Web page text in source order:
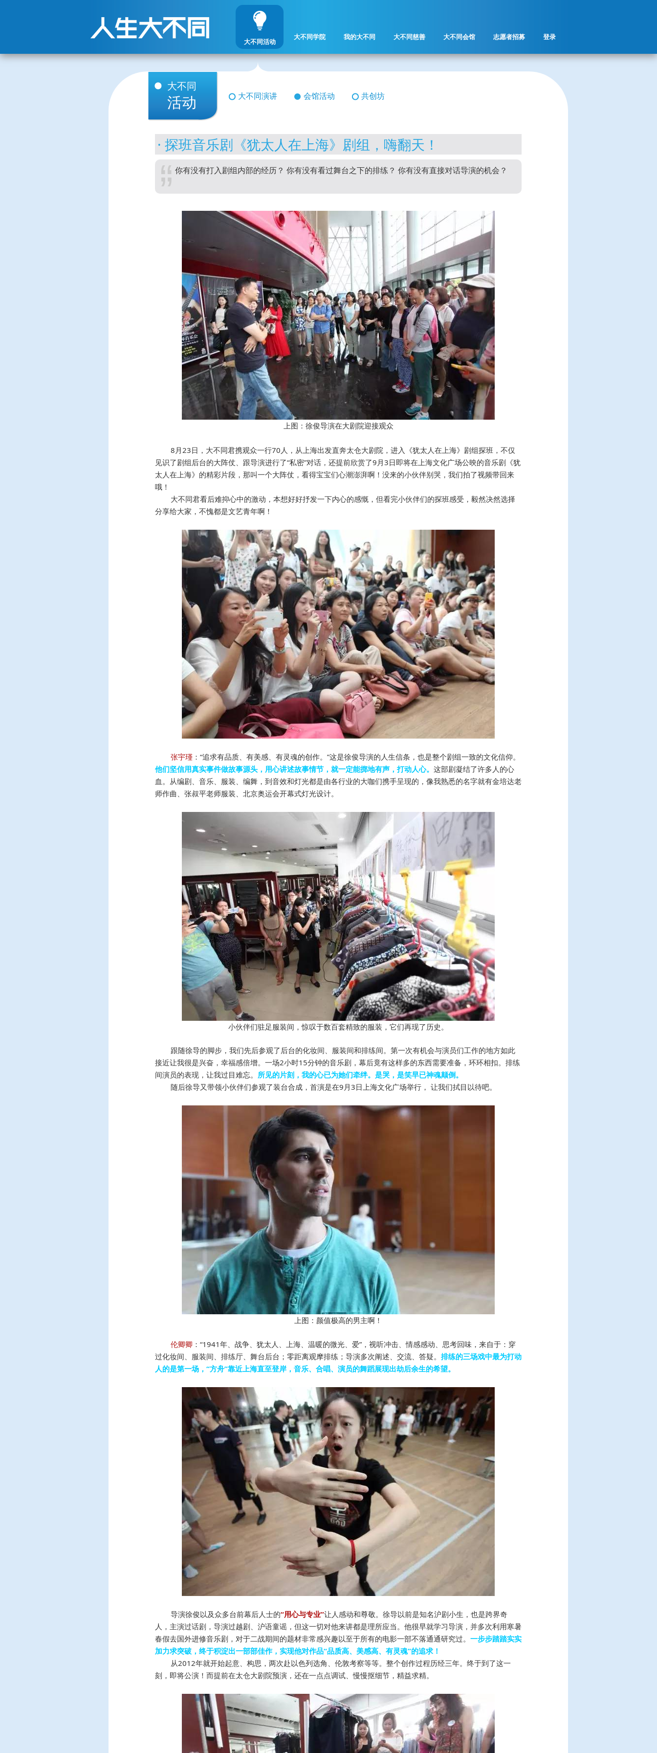
大不同活动
大不同学院 我的大不同 大不同慈善 大不同会馆 志愿者招募 登录
大不同
活动 大不同演讲 会馆活动 共创坊
探班音乐剧《犹太人在上海》剧组，嗨翻天！
你有没有打入剧组内部的经历？ 你有没有看过舞台之下的排练？ 你有没有直接对话导演的机会？
上图：徐俊导演在大剧院迎接观众
8月23日，大不同君携观众一行70人，从上海出发直奔太仓大剧院，进入《犹太人在上海》剧组探班，不仅
见识了剧组后台的大阵仗、跟导演进行了“私密”对话，还提前欣赏了9月3日即将在上海文化广场公映的音乐剧《犹
太人在上海》的精彩片段，那叫一个大阵仗，看得宝宝们心潮澎湃啊！没来的小伙伴别哭，我们拍了视频带回来
哦！
大不同君看后难抑心中的激动，本想好好抒发一下内心的感慨，但看完小伙伴们的探班感受，毅然决然选择
分享给大家，不愧都是文艺青年啊！
张宇瑾 ：“追求有品质、有美感、有灵魂的创作。”这是徐俊导演的人生信条，也是整个剧组一致的文化信仰。
他们坚信用真实事件做故事源头，用心讲述故事情节，就一定能掷地有声，打动人心。 这部剧凝结了许多人的心
血。从编剧、音乐、服装、编舞，到音效和灯光都是由各行业的大咖们携手呈现的，像我熟悉的名字就有金培达老
师作曲、张叔平老师服装、北京奥运会开幕式灯光设计。
小伙伴们驻足服装间，惊叹于数百套精致的服装，它们再现了历史。
跟随徐导的脚步，我们先后参观了后台的化妆间、服装间和排练间。第一次有机会与演员们工作的地方如此
接近让我很是兴奋，幸福感倍增。一场2小时15分钟的音乐剧，幕后竟有这样多的东西需要准备，环环相扣。排练
间演员的表现，让我过目难忘。 所见的片刻，我的心已为她们牵绊。是哭，是笑早已神魂颠倒。
随后徐导又带领小伙伴们参观了装台合成，首演是在9月3日上海文化广场举行， 让我们拭目以待吧。
上图：颜值极高的男主啊！
伦卿卿 ：“1941年、战争、犹太人、上海、温暖的微光、爱”，视听冲击、情感感动、思考回味，来自于：穿
过化妆间、服装间、排练厅、舞台后台；零距离观摩排练；导演多次阐述、交流、答疑。 排练的三场戏中最为打动
人的是第一场，“方舟”靠近上海直至登岸，音乐、合唱、演员的舞蹈展现出劫后余生的希望。
导演徐俊以及众多台前幕后人士的“用心与专业”让人感动和尊敬。徐导以前是知名沪剧小生，也是跨界奇
人，主演过话剧，导演过越剧、沪语童谣，但这一切对他来讲都是理所应当。他很早就学习导演，并多次利用寒暑
春假去国外进修音乐剧，对于二战期间的题材非常感兴趣以至于所有的电影一部不落通通研究过。 一步步踏踏实实
加力求突破，终于积淀出一部部佳作，实现他对作品“品质高、美感高、有灵魂”的追求！
从2012年就开始起意、构思，两次赴以色列选角、伦敦考察等等。整个创作过程历经三年。终于到了这一
刻，即将公演！而提前在太仓大剧院预演，还在一点点调试、慢慢抠细节，精益求精。